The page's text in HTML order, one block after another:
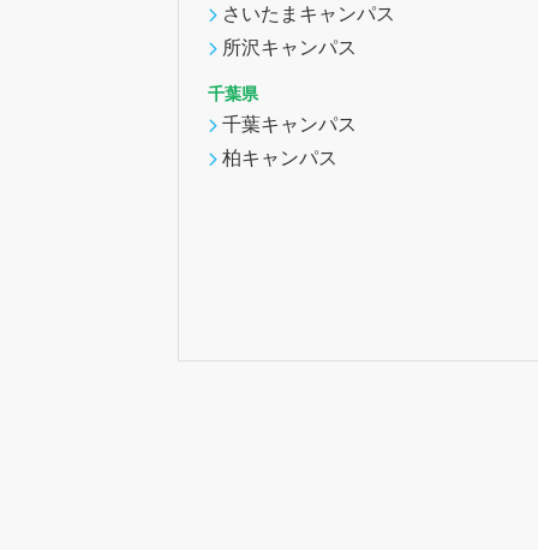
さいたまキャンパス
所沢キャンパス
千葉県
千葉キャンパス
柏キャンパス